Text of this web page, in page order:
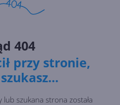
404
przy stronie,
lub szukana strona została